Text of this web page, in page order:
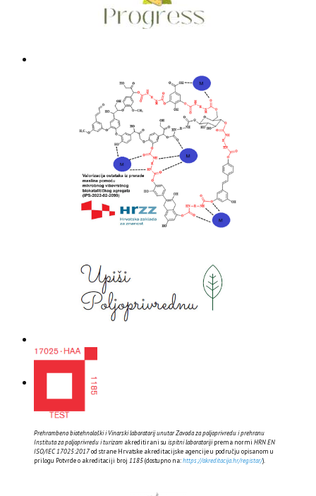
Prehrambeno biotehnološki i Vinarski laboratorij unutar Zavoda za poljoprivredu i prehranu
Instituta za poljoprivredu i turizam akreditirani su ispitni laboratorijiprema normi HRN EN
ISO/IEC 17025:2017od strane Hrvatske akreditacijske agencije u području opisanom u
prilogu Potvrde o akreditaciji broj 1185(dostupno na:https://akreditacija.hr/registar/).